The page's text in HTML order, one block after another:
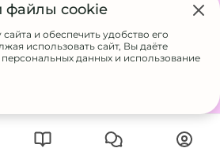
Все права защищены.
владельца
Галанина А.А.
файлы cookie
и обеспечить удобство его
использовать сайт, Вы даёте
данных и использование